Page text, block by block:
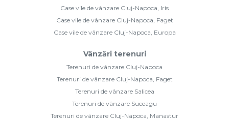
Case vile de vânzare Cluj-Napoca, Iris
Case vile de vânzare Cluj-Napoca, Faget
Case vile de vânzare Cluj-Napoca, Europa
Vânzări terenuri
Terenuri de vânzare Cluj-Napoca
Terenuri de vânzare Cluj-Napoca, Faget
Terenuri de vânzare Salicea
Terenuri de vânzare Suceagu
Terenuri de vânzare Cluj-Napoca, Manastur